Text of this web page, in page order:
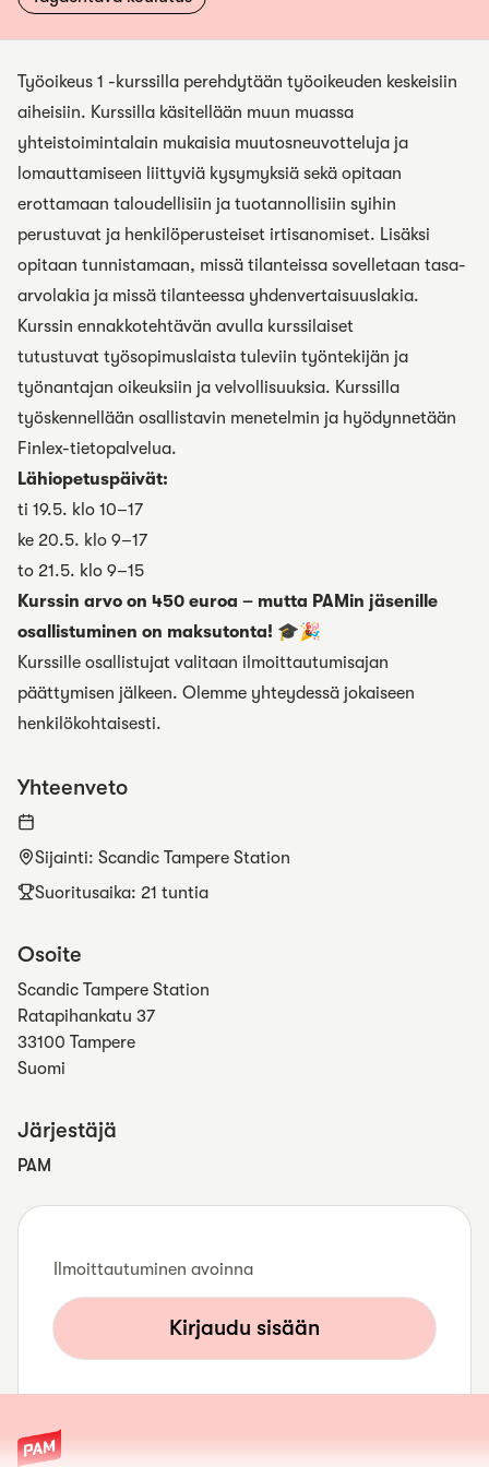
Työoikeus 1 -kurssilla perehdytään työoikeuden keskeisiin
aiheisiin. Kurssilla käsitellään muun muassa
yhteistoimintalain mukaisia muutosneuvotteluja ja
lomauttamiseen liittyviä kysymyksiä sekä opitaan
erottamaan taloudellisiin ja tuotannollisiin syihin
perustuvat ja henkilöperusteiset irtisanomiset. Lisäksi
opitaan tunnistamaan, missä tilanteissa sovelletaan tasa-
arvolakia ja missä tilanteessa yhdenvertaisuuslakia.
Kurssin ennakkotehtävän avulla kurssilaiset
tutustuvat työsopimuslaista tuleviin työntekijän ja
työnantajan oikeuksiin ja velvollisuuksia. Kurssilla
työskennellään osallistavin menetelmin ja hyödynnetään
Finlex-tietopalvelua.
Lähiopetuspäivät:
ti 19.5. klo 10–17
ke 20.5. klo 9–17
to 21.5. klo 9–15
Kurssin arvo on 450 euroa – mutta PAMin jäsenille
osallistuminen on maksutonta! 🎓🎉
Kurssille osallistujat valitaan ilmoittautumisajan
päättymisen jälkeen. Olemme yhteydessä jokaiseen
henkilökohtaisesti.
Yhteenveto
Sijainti: Scandic Tampere Station
Suoritusaika: 21 tuntia
Osoite
Scandic Tampere Station
Ratapihankatu 37
33100 Tampere
Suomi
Järjestäjä
PAM
Ilmoittautuminen avoinna
Kirjaudu sisään